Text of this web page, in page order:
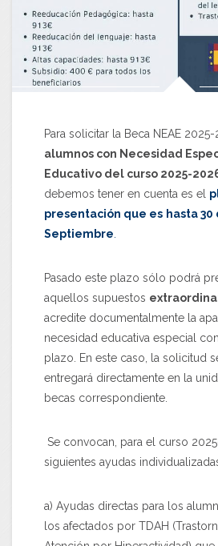
Para solicitar la Beca NEAE
alumnos con Necesidad
Educativo del curso 2025-
debemos tener en cuenta es el
presentación que es hasta
Septiembre
Pasado este plazo sólo podrá
aquellos supuestos
acredite documentalmente la
necesidad educativa especial
plazo. En este caso, la solicitud
entregará directamente en la
becas correspondiente.
Se convocan, para el curso
siguientes ayudas
a) Ayudas directas para los
los afectados por TDAH